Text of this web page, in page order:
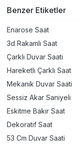
Benzer Etiketler
Enarose Saat
3d Rakamlı Saat
Çarklı Duvar Saati
Hareketli Çarklı Saat
Mekanik Duvar Saati
Sessiz Akar Saniyeli
Eskitme Bakır Saat
Dekoratif Saat
53 Cm Duvar Saati